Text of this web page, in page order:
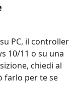
PC, il controller
10/11 o su una
chiedi al
farlo per te se